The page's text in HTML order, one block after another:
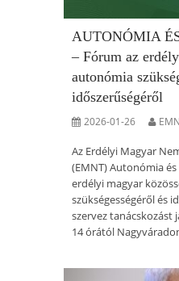
AUTONÓMIA
– Fórum az
autonómia
időszerűségéről
2026-01-26
Az Erdélyi Magyar
(EMNT) Autonómia
erdélyi magyar
szükségességéről és
szervez tanácskozást
14 órától